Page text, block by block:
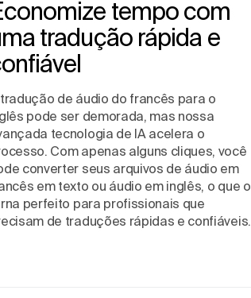
tempo com
tradução rápida e
de áudio do francês para o
pode ser demorada, mas nossa
tecnologia de IA acelera o
Com apenas alguns cliques, você
converter seus arquivos de áudio em
em texto ou áudio em inglês, o que o
perfeito para profissionais que
de traduções rápidas e confiáveis.